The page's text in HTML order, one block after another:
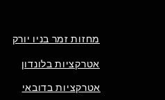
מחזות זמר בניו יורק
אטרקציות בלונדון
אטרקציות בדובאי